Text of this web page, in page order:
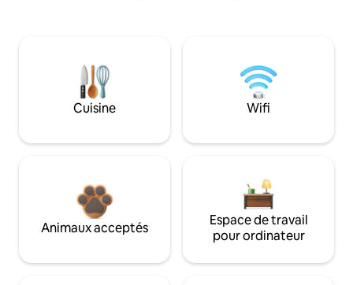
Cuisine Wifi
Animaux acceptés
Espace de travail
pour ordinateur